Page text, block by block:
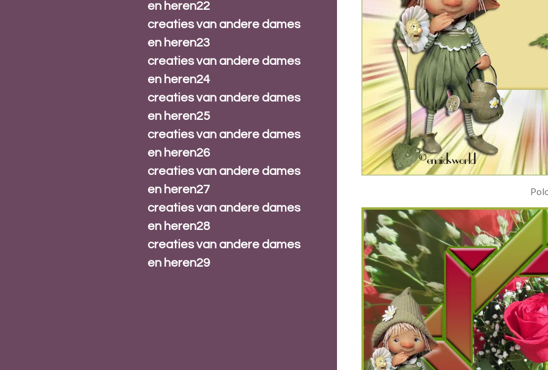
en heren22
creaties van andere dames
en heren23
creaties van andere dames
en heren24
creaties van andere dames
en heren25
creaties van andere dames
en heren26
creaties van andere dames
en heren27
creaties van andere dames
en heren28
creaties van andere dames
en heren29